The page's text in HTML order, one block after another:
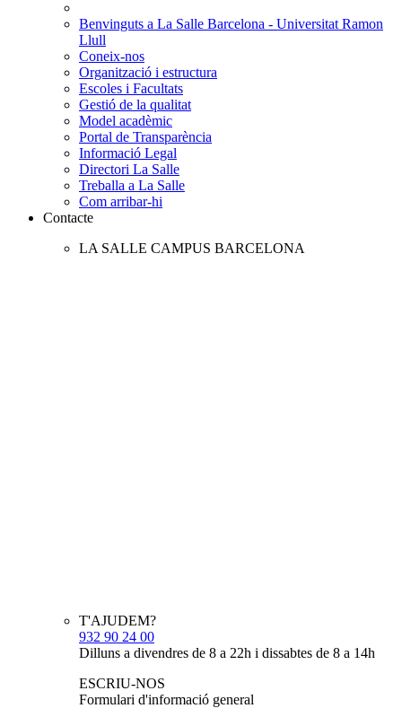
Benvinguts a La Salle Barcelona - Universitat Ramon
Llull
Coneix-nos
Organització i estructura
Escoles i Facultats
Gestió de la qualitat
Model acadèmic
Portal de Transparència
Informació Legal
Directori La Salle
Treballa a La Salle
Com arribar-hi
Contacte
LA SALLE CAMPUS BARCELONA
T'AJUDEM?
932 90 24 00
Dilluns a divendres de 8 a 22h i dissabtes de 8 a 14h
ESCRIU-NOS
Formulari d'informació general